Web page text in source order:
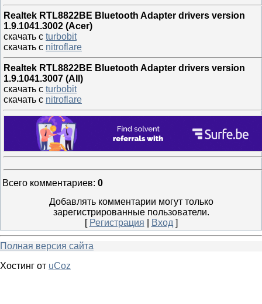
Realtek RTL8822BE Bluetooth Adapter drivers version
1.9.1041.3002 (Acer)
скачать с turbobit
скачать с nitroflare
Realtek RTL8822BE Bluetooth Adapter drivers version
1.9.1041.3007 (All)
скачать с turbobit
скачать с nitroflare
Всего комментариев: 0
Добавлять комментарии могут только
зарегистрированные пользователи.
[ Регистрация Вход ]
Полная версия сайта
Хостинг от uCoz